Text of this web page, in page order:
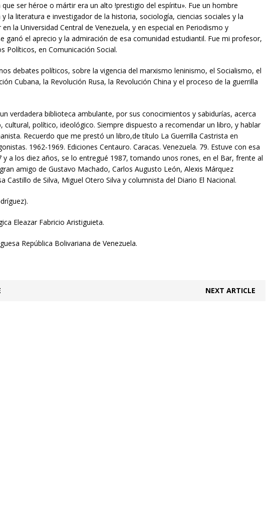
ser héroe o mártir era un alto !prestigio del espíritu». Fue un hombre
la literatura e investigador de la historia, sociología, ciencias sociales y la
la Universidad Central de Venezuela, y en especial en Periodismo y
ganó el aprecio y la admiración de esa comunidad estudiantil. Fue mi profesor,
Políticos, en Comunicación Social.
debates políticos, sobre la vigencia del marxismo leninismo, el Socialismo, el
Cubana, la Revolución Rusa, la Revolución China y el proceso de la guerrilla
verdadera biblioteca ambulante, por sus conocimientos y sabidurías, acerca
cultural, político, ideológico. Siempre dispuesto a recomendar un libro, y hablar
Recuerdo que me prestó un libro,de título La Guerrilla Castrista en
1962-1969. Ediciones Centauro. Caracas. Venezuela. 79. Estuve con esa
y a los diez años, se lo entregué 1987, tomando unos rones, en el Bar, frente al
amigo de Gustavo Machado, Carlos Augusto León, Alexis Márquez
Castillo de Silva, Miguel Otero Silva y columnista del Diario El Nacional.
Eleazar Fabricio Aristiguieta.
República Bolivariana de Venezuela.
NEXT ARTICLE